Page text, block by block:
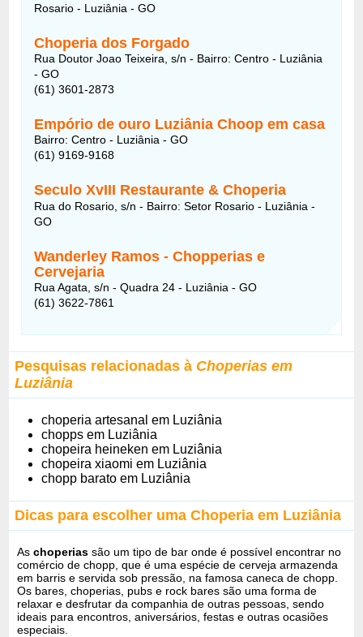
Rosario - Luziânia - GO
Choperia dos Forgado
Rua Doutor Joao Teixeira, s/n - Bairro: Centro - Luziânia
- GO
(61) 3601-2873
Empório de ouro Luziânia Choop em casa
Bairro: Centro - Luziânia - GO
(61) 9169-9168
Seculo XvIII Restaurante & Choperia
Rua do Rosario, s/n - Bairro: Setor Rosario - Luziânia -
GO
Wanderley Ramos - Chopperias e
Cervejaria
Rua Agata, s/n - Quadra 24 - Luziânia - GO
(61) 3622-7861
Pesquisas relacionadas à Choperias em
Luziânia
choperia artesanal em Luziânia
chopps em Luziânia
chopeira heineken em Luziânia
chopeira xiaomi em Luziânia
chopp barato em Luziânia
Dicas para escolher uma Choperia em Luziânia
Aschoperias são um tipo de bar onde é possível encontrar no
comércio de chopp, que é uma espécie de cerveja armazenda
em barris e servida sob pressão, na famosa caneca de chopp.
Os bares, choperias, pubs e rock bares são uma forma de
relaxar e desfrutar da companhia de outras pessoas, sendo
ideais para encontros, aniversários, festas e outras ocasiões
especiais.